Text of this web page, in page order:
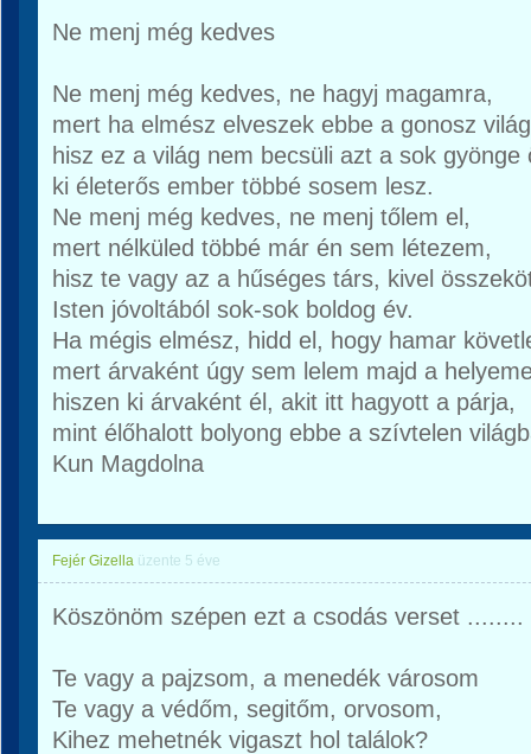
Ne menj még kedves
Ne menj még kedves, ne hagyj magamra,
mert ha elmész elveszek ebbe a gonosz
hisz ez a világ nem becsüli azt a sok gyönge
ki életerős ember többé sosem lesz.
Ne menj még kedves, ne menj tőlem el,
mert nélküled többé már én sem létezem,
hisz te vagy az a hűséges társ, kivel
Isten jóvoltából sok-sok boldog év.
Ha mégis elmész, hidd el, hogy hamar
mert árvaként úgy sem lelem majd a
hiszen ki árvaként él, akit itt hagyott a párja,
mint élőhalott bolyong ebbe a szívtelen
Kun Magdolna
Fejér Gizella üzente 5 éve
Köszönöm szépen ezt a csodás verset ........
Te vagy a pajzsom, a menedék városom
Te vagy a védőm, segitőm, orvosom,
Kihez mehetnék vigaszt hol találok?